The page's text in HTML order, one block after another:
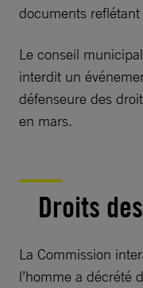
documents
Le conseil
interdit un
défenseure des
en mars.
Droits
La Commission
l’homme a décrété